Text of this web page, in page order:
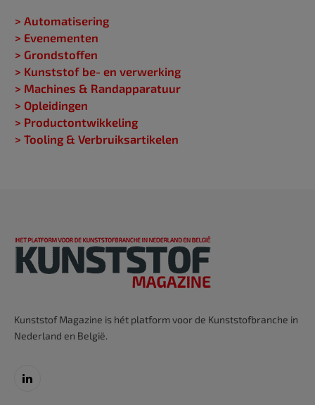
> Automatisering
> Evenementen
> Grondstoffen
> Kunststof be- en verwerking
> Machines & Randapparatuur
> Opleidingen
> Productontwikkeling
> Tooling & Verbruiksartikelen
Kunststof Magazine is hét platform voor de Kunststofbranche in
Nederland en België.
LinkedIn